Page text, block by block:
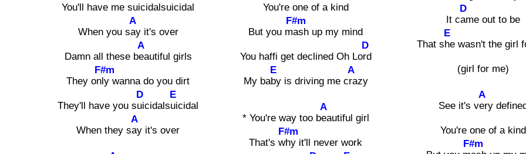
You'll have me suicidalsuicidal
When you s
A
ay it's over
Damn all these b
A
eautiful girls
They on
F#m
ly wanna do you dirt
They'll have you s
D
uicidals
E
uicidal
When they s
A
ay it's over
You're one of a kind
But you m
F#m
ash up my mind
You haffi get declined Oh Lo
D
rd
My ba
E
by is driving me c
A
razy
* You're way too b
A
eautiful girl
That's w
F#m
hy it'll never work
It c
D
ame out to be
That s
E
he wasn't the girl
(girl for me)
See it's v
A
ery
You're one of a kind
F#m